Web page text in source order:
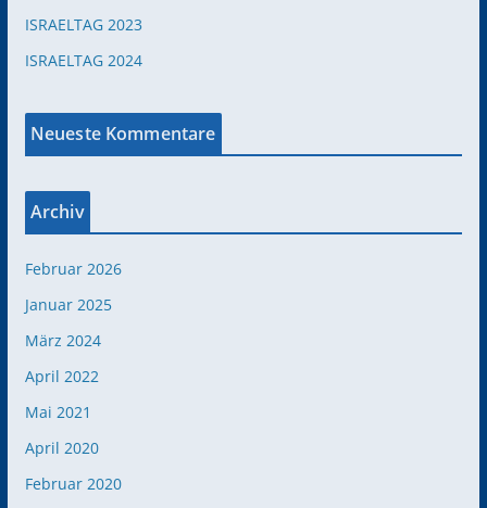
ISRAELTAG 2023
ISRAELTAG 2024
Neueste Kommentare
Archiv
Februar 2026
Januar 2025
März 2024
April 2022
Mai 2021
April 2020
Februar 2020